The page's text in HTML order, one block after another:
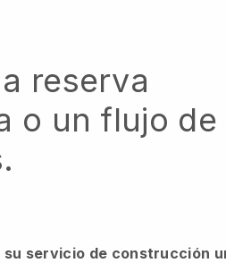
reserva
o un flujo de
su servicio de construcción